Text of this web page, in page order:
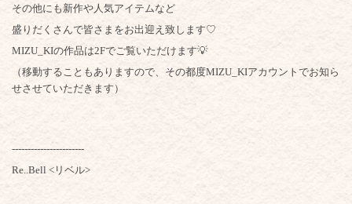
その他にも新作や人気アイテムなど
盛りだくさんで皆さまをお出迎え致します♡
MIZU_KIの作品は2Fでご覧いただけます💡
（移動することもありますので、その都度MIZU_KIアカウントでお知ら
せさせていただきます）
-----------------------
Re..Bell <リベル>